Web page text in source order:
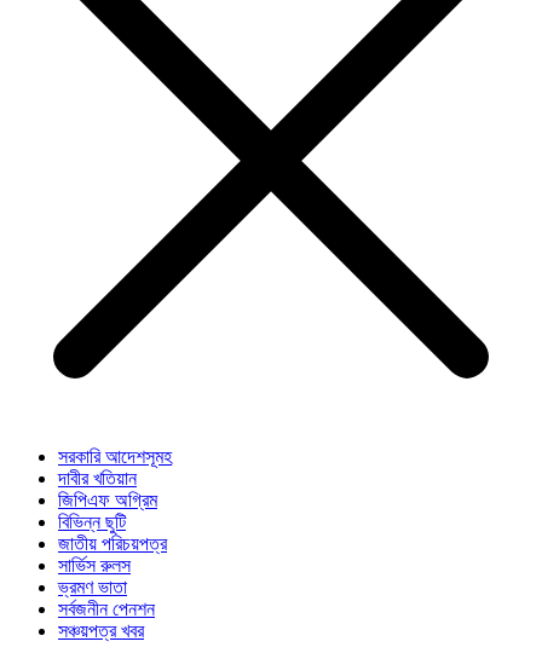
সরকারি আদেশসূমহ
দাবীর খতিয়ান
জিপিএফ অগ্রিম
বিভিন্ন ছুটি
জাতীয় পরিচয়পত্র
সার্ভিস রুলস
ভ্রমণ ভাতা
সর্বজনীন পেনশন
সঞ্চয়পত্র খবর